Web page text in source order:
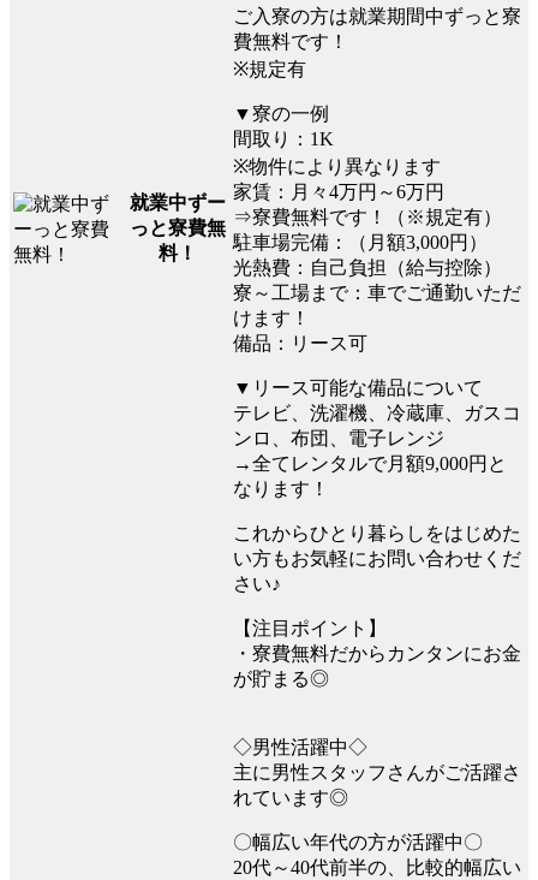
就業中ずー
っと寮費無
料！
ご入寮の方は就業期間中ずっと寮
費無料です！
※規定有
▼寮の一例
間取り：1K
※物件により異なります
家賃：月々4万円～6万円
⇒寮費無料です！（※規定有）
駐車場完備：（月額3,000円）
光熱費：自己負担（給与控除）
寮～工場まで：車でご通勤いただ
けます！
備品：リース可
▼リース可能な備品について
テレビ、洗濯機、冷蔵庫、ガスコ
ンロ、布団、電子レンジ
→全てレンタルで月額9,000円と
なります！
これからひとり暮らしをはじめた
い方もお気軽にお問い合わせくだ
さい♪
【注目ポイント】
・寮費無料だからカンタンにお金
が貯まる◎
◇男性活躍中◇
主に男性スタッフさんがご活躍さ
れています◎
〇幅広い年代の方が活躍中〇
20代～40代前半の、比較的幅広い